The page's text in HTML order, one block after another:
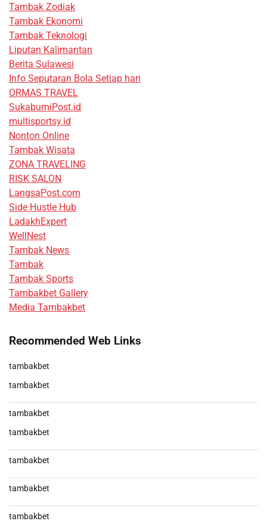
Tambak Zodiak
Tambak Ekonomi
Tambak Teknologi
Liputan Kalimantan
Berita Sulawesi
Info Seputaran Bola Setiap hari
ORMAS TRAVEL
SukabumiPost.id
multisportsy.id
Nonton Online
Tambak Wisata
ZONA TRAVELING
RISK SALON
LangsaPost.com
Side Hustle Hub
LadakhExpert
WellNest
Tambak News
Tambak
Tambak Sports
Tambakbet Gallery
Media Tambakbet
Recommended Web Links
tambakbet
tambakbet
tambakbet
tambakbet
tambakbet
tambakbet
tambakbet